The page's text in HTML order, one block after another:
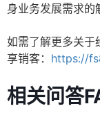
身业务发展需求的
如需了解更多关于
享销客： https://
相关问答